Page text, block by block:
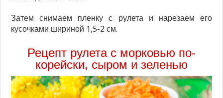
Затем снимаем пленку с рулета и нарезаем его
кусочками шириной 1,5-2 см.
Рецепт рулета с морковью по-
корейски, сыром и зеленью